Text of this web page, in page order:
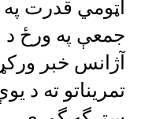
اټومي قدرت په
جمعې په ورځ د
آژانس خبر
تمریناتو ته د